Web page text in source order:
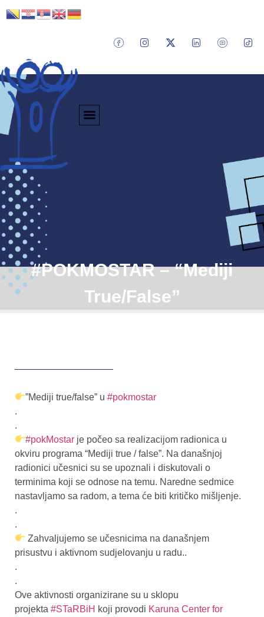
#POKMOSTAR – “Mediji
True/false”
”Mediji true/false” u#pokmostar
.
.
#pokMostar je počeo sa realizacijom radionica u
okviru programa “Mediji true / false”. Na današnjoj
radionici učesnici su se upoznali i diskutovali o
terminima koji se odnose na temu. Naredne sedmice
nastavljamo sa radom, a tema će biti kritičko mišljenje.
.
.
Zahvaljujemo se učesnicima na današnjem
prisustvu i aktivnom sudjelovanju u radu..
.
.
Ove aktivnosti organizirane su u sklopu
projekta #STaRBiH koji provodi Karuna Center for